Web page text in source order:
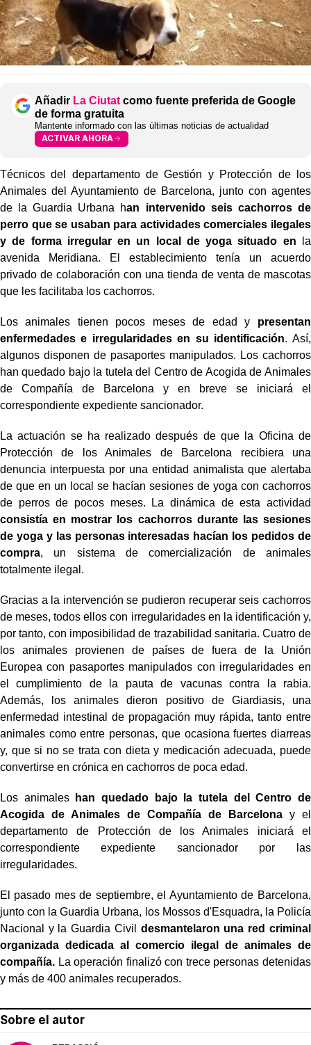
Añadir La Ciutat como fuente preferida de Google
de forma gratuita
Mantente informado con las últimas noticias de actualidad
ACTIVAR AHORA
Técnicos del departamento de Gestión y Protección de los
Animales del Ayuntamiento de Barcelona, junto con agentes
de la Guardia Urbana han intervenido seis cachorros de
perro que se usaban para actividades comerciales ilegales
y de forma irregular en un local de yoga situado en la
avenida Meridiana. El establecimiento tenía un acuerdo
privado de colaboración con una tienda de venta de mascotas
que les facilitaba los cachorros.
Los animales tienen pocos meses de edad y presentan
enfermedades e irregularidades en su identificación. Así,
algunos disponen de pasaportes manipulados. Los cachorros
han quedado bajo la tutela del Centro de Acogida de Animales
de Compañía de Barcelona y en breve se iniciará el
correspondiente expediente sancionador.
La actuación se ha realizado después de que la Oficina de
Protección de los Animales de Barcelona recibiera una
denuncia interpuesta por una entidad animalista que alertaba
de que en un local se hacían sesiones de yoga con cachorros
de perros de pocos meses. La dinámica de esta actividad
consistía en mostrar los cachorros durante las sesiones
de yoga y las personas interesadas hacían los pedidos de
compra, un sistema de comercialización de animales
totalmente ilegal.
Gracias a la intervención se pudieron recuperar seis cachorros
de meses, todos ellos con irregularidades en la identificación y,
por tanto, con imposibilidad de trazabilidad sanitaria. Cuatro de
los animales provienen de países de fuera de la Unión
Europea con pasaportes manipulados con irregularidades en
el cumplimiento de la pauta de vacunas contra la rabia.
Además, los animales dieron positivo de Giardiasis, una
enfermedad intestinal de propagación muy rápida, tanto entre
animales como entre personas, que ocasiona fuertes diarreas
y, que si no se trata con dieta y medicación adecuada, puede
convertirse en crónica en cachorros de poca edad.
Los animales
han quedado bajo la tutela del Centro de
Acogida de Animales de Compañía de Barcelonay el
departamento de Protección de los Animales iniciará el
correspondiente expediente sancionador por las
irregularidades.
El pasado mes de septiembre, el Ayuntamiento de Barcelona,
junto con la Guardia Urbana, los Mossos d'Esquadra, la Policía
Nacional y la Guardia Civil desmantelaron una red criminal
organizada dedicada al comercio ilegal de animales de
compañía. La operación finalizó con trece personas detenidas
y más de 400 animales recuperados.
Sobre el autor